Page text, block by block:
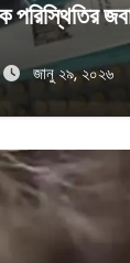
পরিস্থিতির
জানু ২৯, ২০২৬